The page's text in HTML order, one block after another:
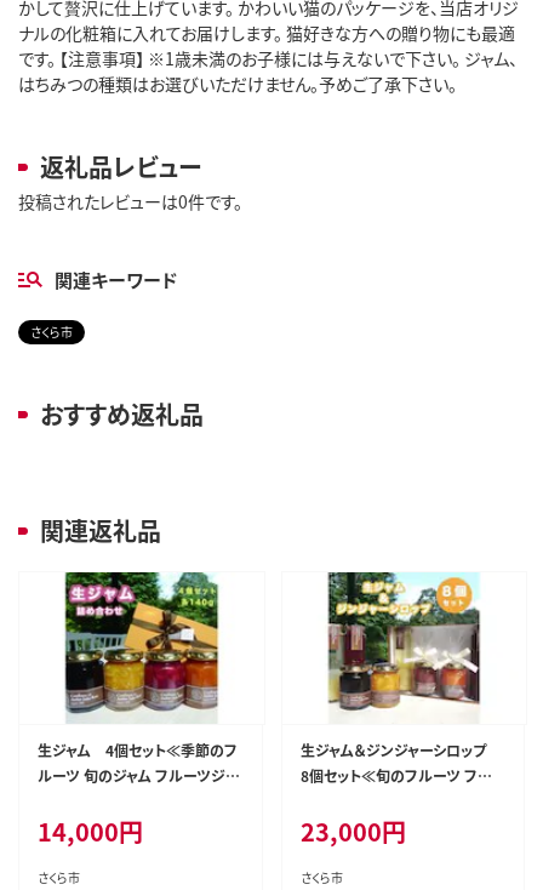
かして贅沢に仕上げています。 かわいい猫のパッケージを、当店オリジ
ナルの化粧箱に入れてお届けします。 猫好きな方への贈り物にも最適
です。 【注意事項】 ※1歳未満のお子様には与えないで下さい。 ジャム、
はちみつの種類はお選びいただけません。予めご了承下さい。
返礼品レビュー
投稿されたレビューは0件です。
関連キーワード
さくら市
おすすめ返礼品
関連返礼品
生ジャム 4個セット≪季節のフ
ルーツ 旬のジャム フルーツジャ
14,000円
さくら市
生ジャム＆ジンジャーシロップ
8個セット≪旬のフルーツ フル
23,000円
さくら市